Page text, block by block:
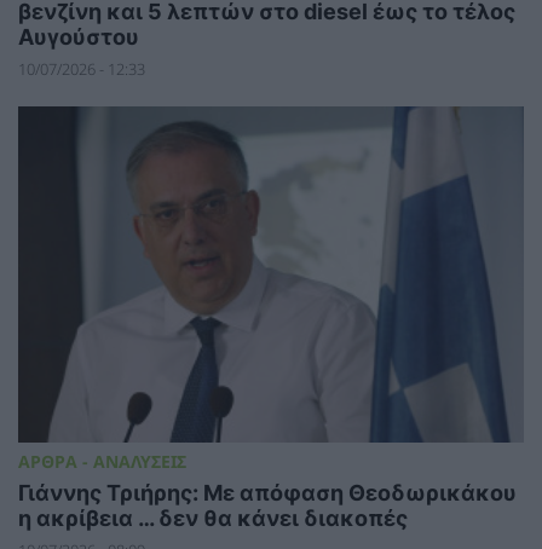
βενζίνη και 5 λεπτών στο diesel έως το τέλος
Αυγούστου
10/07/2026 - 12:33
ΑΡΘΡΑ - ΑΝΑΛΥΣΕΙΣ
Γιάννης Τριήρης: Με απόφαση Θεοδωρικάκου
η ακρίβεια … δεν θα κάνει διακοπές